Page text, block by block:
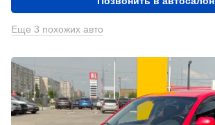
Еще 3 похожих авто